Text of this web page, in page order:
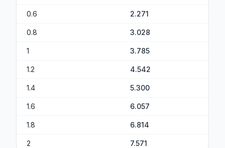
0.6 2.271
0.8 3.028
1 3.785
1.2 4.542
1.4 5.300
1.6 6.057
1.8 6.814
2 7.571